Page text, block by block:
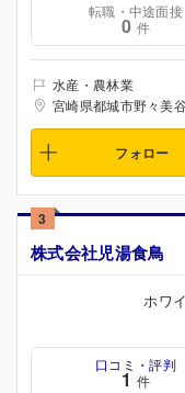
転職・中途面接
0 件
水産・農林業
宮崎県都城市野々美
フォロー
3
株式会社児湯食鳥
ホワ
口コミ・評判
1 件